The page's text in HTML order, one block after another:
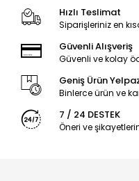
Hızlı Teslimat
Siparişleriniz en
Güvenli Alışveriş
Güvenli ve kolay
Geniş Ürün
Binlerce ürün ve
7 / 24 DESTEK
Öneri ve